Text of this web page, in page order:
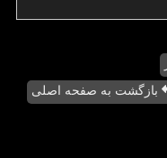
بازگشت به صفحه اصلی